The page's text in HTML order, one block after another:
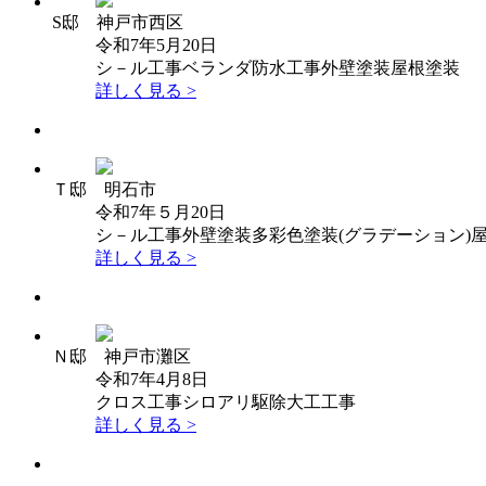
S邸 神戸市西区
令和7年5月20日
シ－ル工事ベランダ防水工事外壁塗装屋根塗装
詳しく見る >
Ｔ邸 明石市
令和7年５月20日
シ－ル工事外壁塗装多彩色塗装(グラデーション)
詳しく見る >
Ｎ邸 神戸市灘区
令和7年4月8日
クロス工事シロアリ駆除大工工事
詳しく見る >